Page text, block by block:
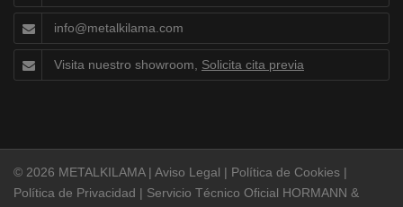
info@metalkilama.com
Visita nuestro showroom, Solicita cita previa
© 2026 METALKILAMA | Aviso Legal | Política de Cookies |
Política de Privacidad | Servicio Técnico Oficial HORMANN &